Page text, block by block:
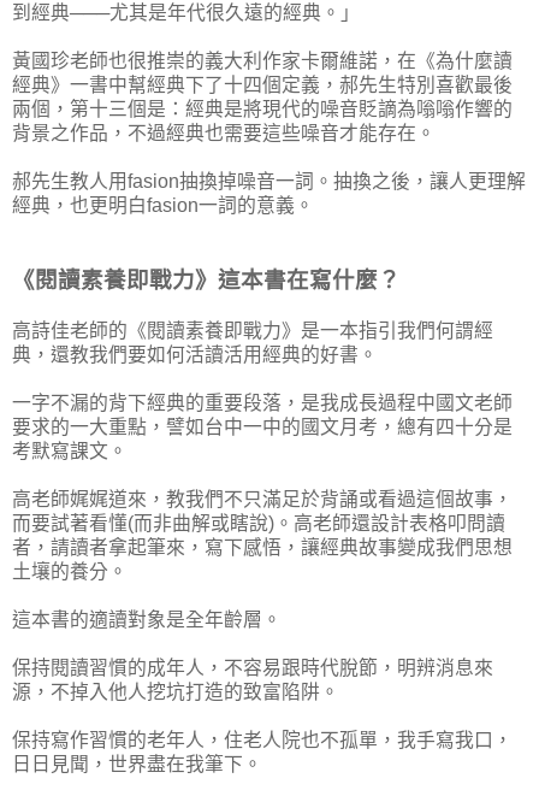
到經典───尤其是年代很久遠的經典。」
黃國珍老師也很推崇的義大利作家卡爾維諾，在《為什麼讀
經典》一書中幫經典下了十四個定義，郝先生特別喜歡最後
兩個，第十三個是：經典是將現代的噪音貶謫為嗡嗡作響的
背景之作品，不過經典也需要這些噪音才能存在。
郝先生教人用fasion抽換掉噪音一詞。抽換之後，讓人更理解
經典，也更明白fasion一詞的意義。
《閱讀素養即戰力》這本書在寫什麼？
高詩佳老師的《閱讀素養即戰力》是一本指引我們何謂經
典，還教我們要如何活讀活用經典的好書。
一字不漏的背下經典的重要段落，是我成長過程中國文老師
要求的一大重點，譬如台中一中的國文月考，總有四十分是
考默寫課文。
高老師娓娓道來，教我們不只滿足於背誦或看過這個故事，
而要試著看懂(而非曲解或瞎說)。高老師還設計表格叩問讀
者，請讀者拿起筆來，寫下感悟，讓經典故事變成我們思想
土壤的養分。
這本書的適讀對象是全年齡層。
保持閱讀習慣的成年人，不容易跟時代脫節，明辨消息來
源，不掉入他人挖坑打造的致富陷阱。
保持寫作習慣的老年人，住老人院也不孤單，我手寫我口，
日日見聞，世界盡在我筆下。